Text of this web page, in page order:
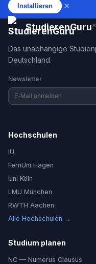
Installieren
×
StudierenGuru*
Das unabhängige
Deutschland.
Newsletter
Hochschulen
IU
FernUni Hagen
Uni Köln
LMU München
RWTH Aachen
Alle Hochschulen →
Studium planen
NC — Numerus Clausus